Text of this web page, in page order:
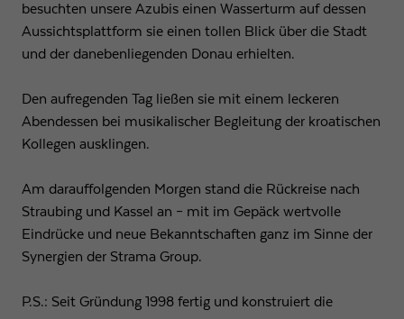
besuchten unsere Azubis einen Wasserturm auf dessen
Aussichtsplattform sie einen tollen Blick über die Stadt
und der danebenliegenden Donau erhielten.
Den aufregenden Tag ließen sie mit einem leckeren
Abendessen bei musikalischer Begleitung der kroatischen
Kollegen ausklingen.
Am darauffolgenden Morgen stand die Rückreise nach
Straubing und Kassel an – mit im Gepäck wertvolle
Eindrücke und neue Bekanntschaften ganz im Sinne der
Synergien der Strama Group.
P.S.: Seit Gründung 1998 fertig und konstruiert die